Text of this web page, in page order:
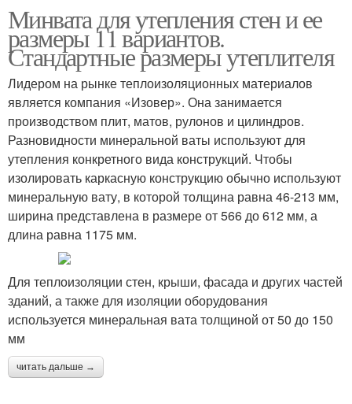
Минвата для утепления стен и ее
размеры 11 вариантов.
Стандартные размеры утеплителя
Лидером на рынке теплоизоляционных материалов
является компания «Изовер». Она занимается
производством плит, матов, рулонов и цилиндров.
Разновидности минеральной ваты используют для
утепления конкретного вида конструкций. Чтобы
изолировать каркасную конструкцию обычно используют
минеральную вату, в которой толщина равна 46-213 мм,
ширина представлена в размере от 566 до 612 мм, а
длина равна 1175 мм.
Для теплоизоляции стен, крыши, фасада и других частей
зданий, а также для изоляции оборудования
используется минеральная вата толщиной от 50 до 150
мм
читать дальше →